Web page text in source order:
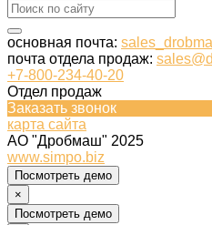
основная почта:
почта отдела продаж:
+7-800-234-40-20
Отдел продаж
Заказать звонок
карта сайта
АО "Дробмаш" 2025
www.simpo.biz
Посмотреть демо
×
Посмотреть демо